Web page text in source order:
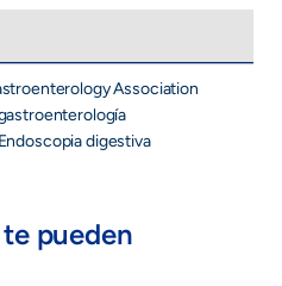
Association
digestiva
pueden